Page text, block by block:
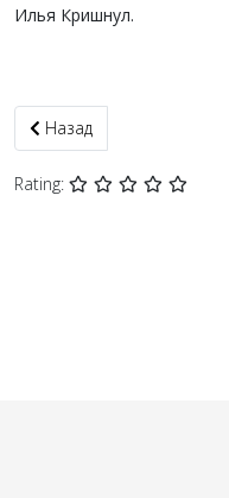
Илья Кришнул.
Предыдущий: Молитва
Назад
Rating: